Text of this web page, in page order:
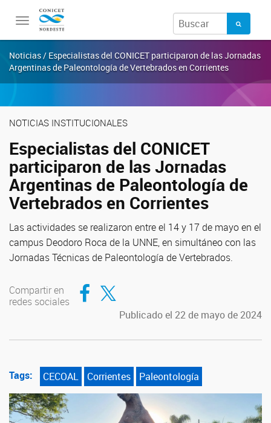
Toggle
navigation
Noticias / Especialistas del CONICET participaron de las Jornadas
Argentinas de Paleontología de Vertebrados en Corrientes
NOTICIAS INSTITUCIONALES
Especialistas del CONICET
participaron de las Jornadas
Argentinas de Paleontología de
Vertebrados en Corrientes
Las actividades se realizaron entre el 14 y 17 de mayo en el
campus Deodoro Roca de la UNNE, en simultáneo con las
Jornadas Técnicas de Paleontología de Vertebrados.
Compartir en
redes sociales
Compartir en Facebook
Compartir en Twitter
Publicado el 22 de mayo de 2024
Tags: CECOAL Corrientes Paleontología